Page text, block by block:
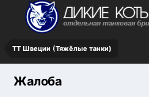
ТТ Швеции (Тяжёлые танки)
Жалоба